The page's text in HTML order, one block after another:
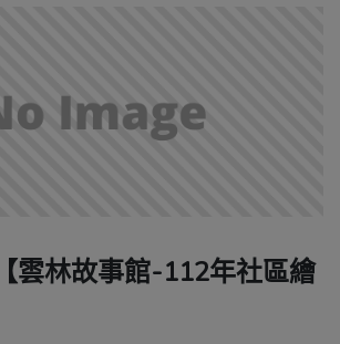
雲林故事館-112年社區繪